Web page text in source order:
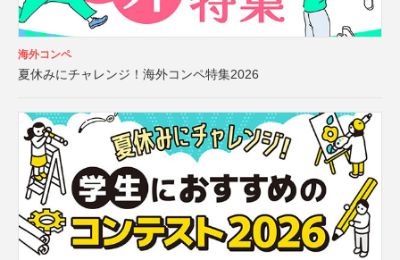
海外コンペ
夏休みにチャレンジ！海外コンペ特集2026